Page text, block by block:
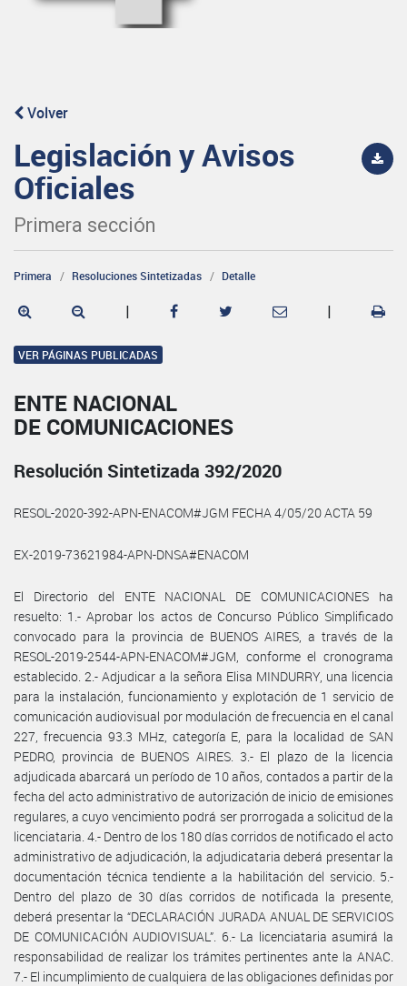
Volver
Legislación y Avisos
Oficiales
Primera sección
Primera Resoluciones Sintetizadas Detalle
| |
VER PÁGINAS PUBLICADAS
ENTE NACIONAL
DE COMUNICACIONES
Resolución Sintetizada 392/2020
RESOL-2020-392-APN-ENACOM#JGM FECHA 4/05/20 ACTA 59
EX-2019-73621984-APN-DNSA#ENACOM
El Directorio del ENTE NACIONAL DE COMUNICACIONES ha
resuelto: 1.- Aprobar los actos de Concurso Público Simplificado
convocado para la provincia de BUENOS AIRES, a través de la
RESOL-2019-2544-APN-ENACOM#JGM, conforme el cronograma
establecido. 2.- Adjudicar a la señora Elisa MINDURRY, una licencia
para la instalación, funcionamiento y explotación de 1 servicio de
comunicación audiovisual por modulación de frecuencia en el canal
227, frecuencia 93.3 MHz, categoría E, para la localidad de SAN
PEDRO, provincia de BUENOS AIRES. 3.- El plazo de la licencia
adjudicada abarcará un período de 10 años, contados a partir de la
fecha del acto administrativo de autorización de inicio de emisiones
regulares, a cuyo vencimiento podrá ser prorrogada a solicitud de la
licenciataria. 4.- Dentro de los 180 días corridos de notificado el acto
administrativo de adjudicación, la adjudicataria deberá presentar la
documentación técnica tendiente a la habilitación del servicio. 5.-
Dentro del plazo de 30 días corridos de notificada la presente,
deberá presentar la “DECLARACIÓN JURADA ANUAL DE SERVICIOS
DE COMUNICACIÓN AUDIOVISUAL”. 6.- La licenciataria asumirá la
responsabilidad de realizar los trámites pertinentes ante la ANAC.
7.- El incumplimiento de cualquiera de las obligaciones definidas por